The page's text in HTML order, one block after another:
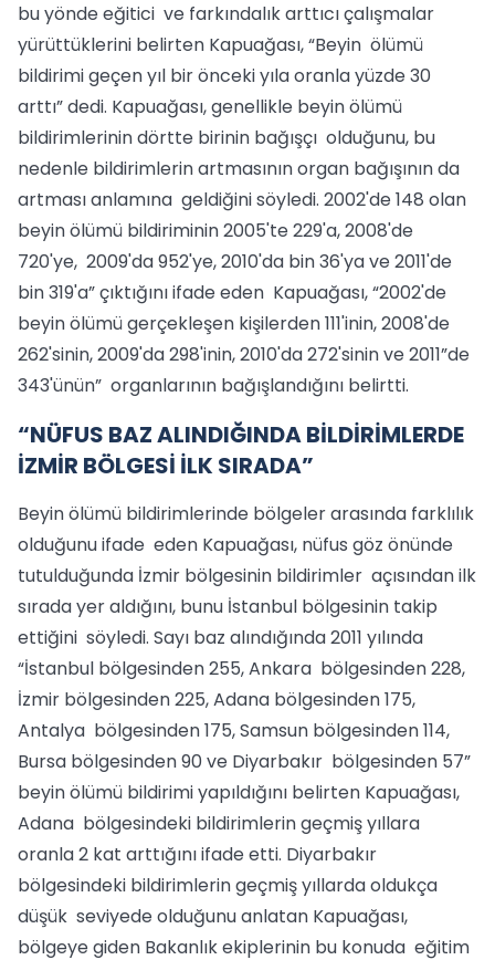
bu yönde eğitici ve farkındalık arttıcı çalışmalar
yürüttüklerini belirten Kapuağası, “Beyin ölümü
bildirimi geçen yıl bir önceki yıla oranla yüzde 30
arttı” dedi. Kapuağası, genellikle beyin ölümü
bildirimlerinin dörtte birinin bağışçı olduğunu, bu
nedenle bildirimlerin artmasının organ bağışının da
artması anlamına geldiğini söyledi. 2002'de 148 olan
beyin ölümü bildiriminin 2005'te 229'a, 2008'de
720'ye, 2009'da 952'ye, 2010'da bin 36'ya ve 2011'de
bin 319'a” çıktığını ifade eden Kapuağası, “2002'de
beyin ölümü gerçekleşen kişilerden 111'inin, 2008'de
262'sinin, 2009'da 298'inin, 2010'da 272'sinin ve 2011”de
343'ünün” organlarının bağışlandığını belirtti.
“NÜFUS BAZ ALINDIĞINDA BİLDİRİMLERDE
İZMİR BÖLGESİ İLK SIRADA”
Beyin ölümü bildirimlerinde bölgeler arasında farklılık
olduğunu ifade eden Kapuağası, nüfus göz önünde
tutulduğunda İzmir bölgesinin bildirimler açısından ilk
sırada yer aldığını, bunu İstanbul bölgesinin takip
ettiğini söyledi. Sayı baz alındığında 2011 yılında
“İstanbul bölgesinden 255, Ankara bölgesinden 228,
İzmir bölgesinden 225, Adana bölgesinden 175,
Antalya bölgesinden 175, Samsun bölgesinden 114,
Bursa bölgesinden 90 ve Diyarbakır bölgesinden 57”
beyin ölümü bildirimi yapıldığını belirten Kapuağası,
Adana bölgesindeki bildirimlerin geçmiş yıllara
oranla 2 kat arttığını ifade etti. Diyarbakır
bölgesindeki bildirimlerin geçmiş yıllarda oldukça
düşük seviyede olduğunu anlatan Kapuağası,
bölgeye giden Bakanlık ekiplerinin bu konuda eğitim